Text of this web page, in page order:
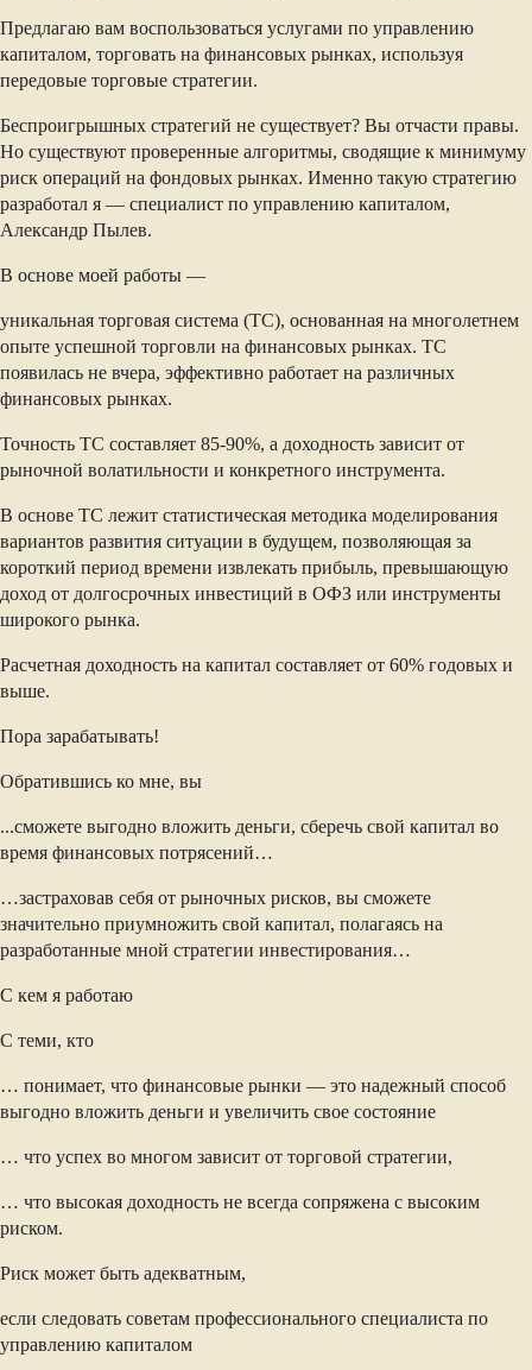
Предлагаю вам воспользоваться услугами по управлению
капиталом, торговать на финансовых рынках, используя
передовые торговые стратегии.
Беспроигрышных стратегий не существует? Вы отчасти правы.
Но существуют проверенные алгоритмы, сводящие к минимуму
риск операций на фондовых рынках. Именно такую стратегию
разработал я — специалист по управлению капиталом,
Александр Пылев.
В основе моей работы —
уникальная торговая система (ТС), основанная на многолетнем
опыте успешной торговли на финансовых рынках. ТС
появилась не вчера, эффективно работает на различных
финансовых рынках.
Точность ТС составляет 85-90%, а доходность зависит от
рыночной волатильности и конкретного инструмента.
В основе ТС лежит статистическая методика моделирования
вариантов развития ситуации в будущем, позволяющая за
короткий период времени извлекать прибыль, превышающую
доход от долгосрочных инвестиций в ОФЗ или инструменты
широкого рынка.
Расчетная доходность на капитал составляет от 60% годовых и
выше.
Пора зарабатывать!
Обратившись ко мне, вы
...сможете выгодно вложить деньги, сберечь свой капитал во
время финансовых потрясений…
…застраховав себя от рыночных рисков, вы сможете
значительно приумножить свой капитал, полагаясь на
разработанные мной стратегии инвестирования…
С кем я работаю
С теми, кто
… понимает, что финансовые рынки — это надежный способ
выгодно вложить деньги и увеличить свое состояние
… что успех во многом зависит от торговой стратегии,
… что высокая доходность не всегда сопряжена с высоким
риском.
Риск может быть адекватным,
если следовать советам профессионального специалиста по
управлению капиталом